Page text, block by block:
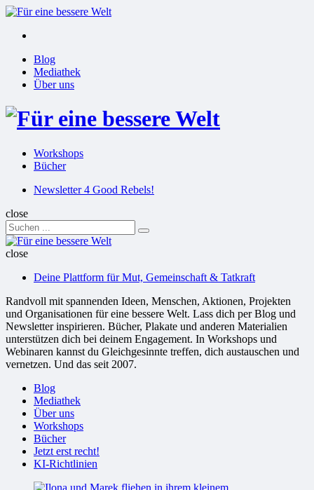
Menu
Menu
Blog
Mediathek
Über uns
Für
Workshops
Bücher
SuchenNewsletter 4 Good Rebels!
close
Search
for:
Suchen
Für
Welt
close
Deine Plattform für Mut, Gemeinschaft & Tatkraft
Randvoll mit spannenden Ideen, Menschen, Aktionen, Projekten
und Organisationen für eine bessere Welt. Lass dich per Blog und
Newsletter inspirieren. Bücher, Plakate und anderen Materialien
unterstützen dich bei deinem Engagement. In Workshops und
Webinaren kannst du Gleichgesinnte treffen, dich austauschen und
vernetzen. Und das seit 2007.
Blog
Mediathek
Über uns
Workshops
Bücher
Jetzt erst recht!
KI-Richtlinien